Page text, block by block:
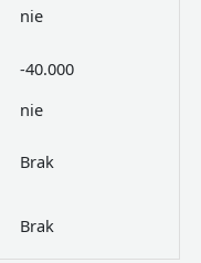
nie
-40.000
nie
Brak
Brak